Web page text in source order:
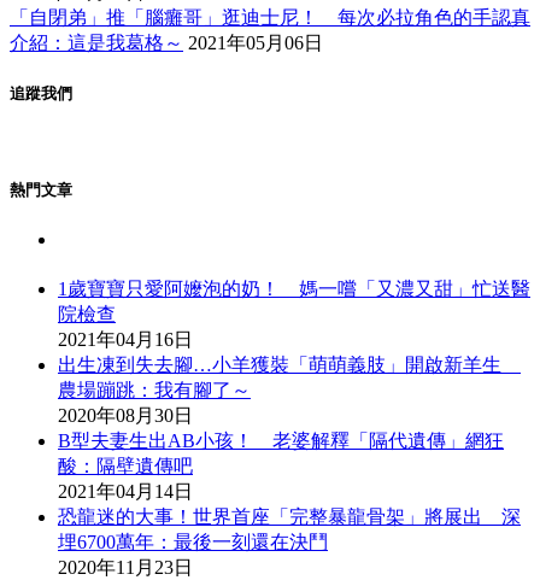
「自閉弟」推「腦癱哥」逛迪士尼！ 每次必拉角色的手認真
介紹：這是我葛格～ 2021年05月06日
追蹤我們
熱門文章
1歲寶寶只愛阿嬤泡的奶！ 媽一嚐「又濃又甜」忙送醫
院檢查
2021年04月16日
出生凍到失去腳…小羊獲裝「萌萌義肢」開啟新羊生
農場蹦跳：我有腳了～
2020年08月30日
B型夫妻生出AB小孩！ 老婆解釋「隔代遺傳」網狂
酸：隔壁遺傳吧
2021年04月14日
恐龍迷的大事！世界首座「完整暴龍骨架」將展出 深
埋6700萬年：最後一刻還在決鬥
2020年11月23日